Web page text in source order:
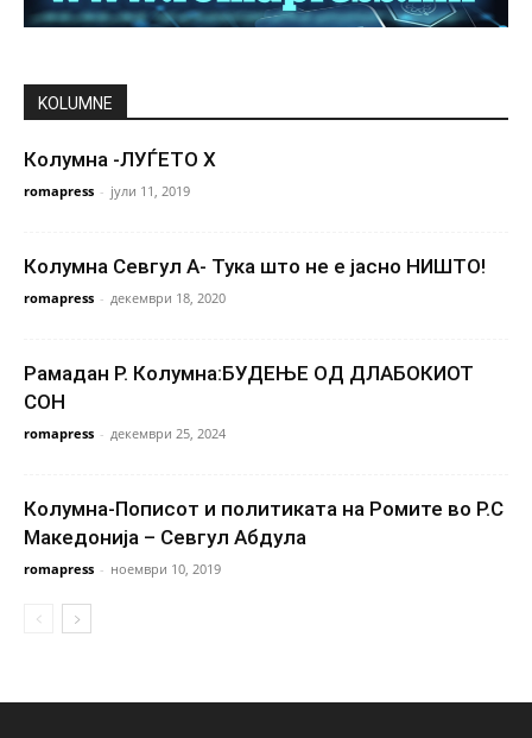
KOLUMNE
Колумна -ЛУЃЕТО X
romapress - јули 11, 2019
Колумна Севгул А- Тука што не е јасно НИШТО!
romapress - декември 18, 2020
Рамадан Р. Колумна:БУДЕЊЕ ОД ДЛАБОКИОТ
СОН
romapress - декември 25, 2024
Колумна-Пописот и политиката на Ромите во Р.С
Македонија – Севгул Абдула
romapress - ноември 10, 2019